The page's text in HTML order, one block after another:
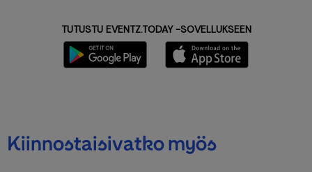
TUTUSTU EVENTZ.TODAY -SOVELLUKSEEN
Kiinnostaisivatko myös